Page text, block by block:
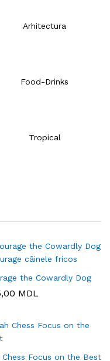
Arhitectura
Food-Drinks
Tropical
the Cowardly Dog
MDL
Chess Focus on the Best